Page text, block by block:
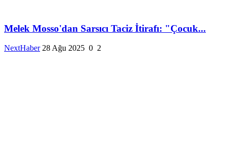
Melek Mosso'dan Sarsıcı Taciz İtirafı: "Çocuk...
NextHaber 28 Ağu 2025 0 2